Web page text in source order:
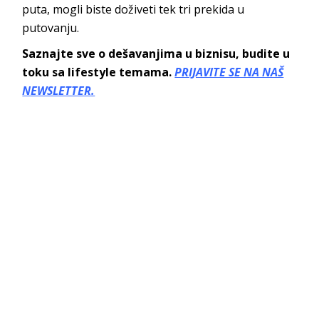
puta, mogli biste doživeti tek tri prekida u
putovanju.
Saznajte sve o dešavanjima u biznisu, budite u
toku sa lifestyle temama.PRIJAVITE SE NA NAŠ
NEWSLETTER.